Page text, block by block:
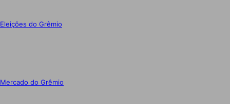
Eleições do Grêmio
Mercado do Grêmio